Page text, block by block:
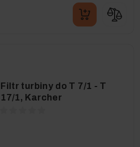
Filtr turbiny do T 7/1 - T
17/1, Karcher